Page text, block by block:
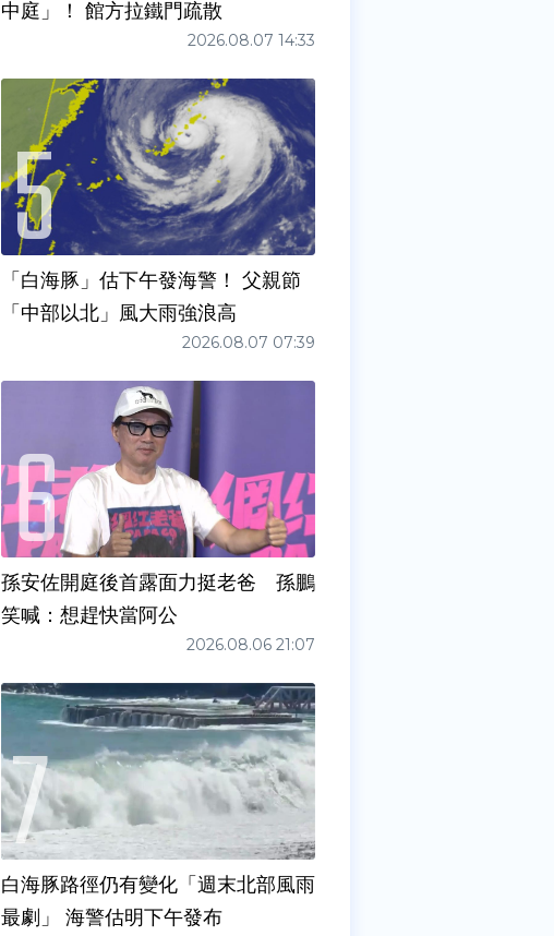
中庭」！ 館方拉鐵門疏散
2026.08.07 14:33
「白海豚」估下午發海警！ 父親節
「中部以北」風大雨強浪高
2026.08.07 07:39
孫安佐開庭後首露面力挺老爸 孫鵬
笑喊：想趕快當阿公
2026.08.06 21:07
白海豚路徑仍有變化「週末北部風雨
最劇」 海警估明下午發布